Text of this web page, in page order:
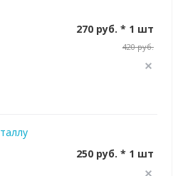
270 руб. * 1 шт
420 руб.
250 руб. * 1 шт